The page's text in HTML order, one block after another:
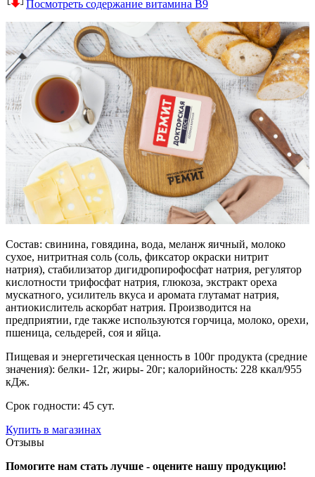
Посмотреть содержание витамина В9
Состав: свинина, говядина, вода, меланж яичный, молоко
сухое, нитритная соль (соль, фиксатор окраски нитрит
натрия), стабилизатор дигидропирофосфат натрия, регулятор
кислотности трифосфат натрия, глюкоза, экстракт ореха
мускатного, усилитель вкуса и аромата глутамат натрия,
антиокислитель аскорбат натрия. Производится на
предприятии, где также используются горчица, молоко, орехи,
пшеница, сельдерей, соя и яйца.
Пищевая и энергетическая ценность в 100г продукта (средние
значения): белки- 12г, жиры- 20г; калорийность: 228 ккал/955
кДж.
Срок годности: 45 сут.
Купить в магазинах
Отзывы
Помогите нам стать лучше - оцените нашу продукцию!